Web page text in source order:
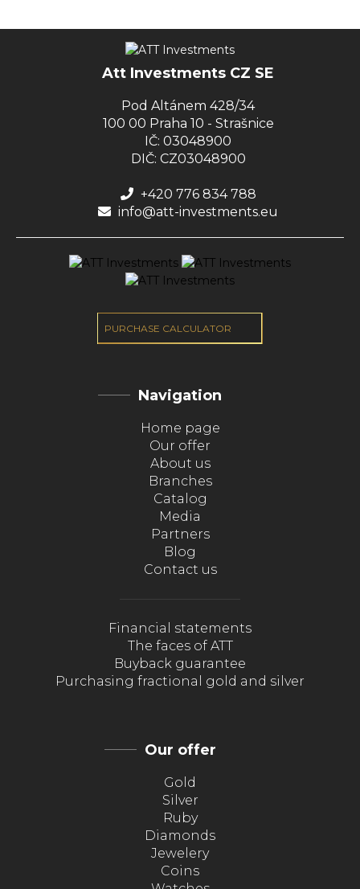
Att Investments CZ SE
Pod Altánem 428/34
100 00 Praha 10 - Strašnice
IČ: 03048900
DIČ: CZ03048900
+420 776 834 788
info@att-investments.eu
PURCHASE CALCULATOR
Navigation
Home page
Our offer
About us
Branches
Catalog
Media
Partners
Blog
Contact us
Financial statements
The faces of ATT
Buyback guarantee
Purchasing fractional gold and silver
Our offer
Gold
Silver
Ruby
Diamonds
Jewelery
Coins